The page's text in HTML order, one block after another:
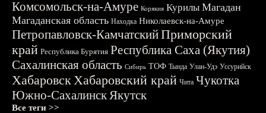
Комсомольск-на-Амуре Корякия Курилы Магадан
Магаданская область Находка Николаевск-на-Амуре
Петропавловск-КамчатскийПриморский
край Республика Бурятия Республика Саха (Якутия)
Сахалинская область Сибирь ТОФ Тында Улан-Удэ Уссурийск
ХабаровскХабаровский край Чита Чукотка
Южно-СахалинскЯкутск
Все теги >>